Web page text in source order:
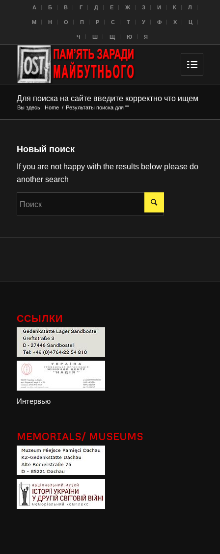
A Б В Г Д Е Ж З И К Л
M Н О П Р С Т У Ф Х Ц
Ч Ш Щ Ю Я
Для поиска на сайте введите корректно что ищем
Вы здесь: Home / Результаты поиска для ""
Новый поиск
If you are not happy with the results below please do
another search
ССЫЛКИ
Интервью
MEMORIALS/ MUSEUMS